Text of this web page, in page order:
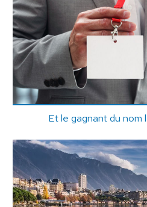
Et le gagnant du nom